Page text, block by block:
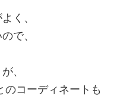
く、
で、
、
のコーディネートも